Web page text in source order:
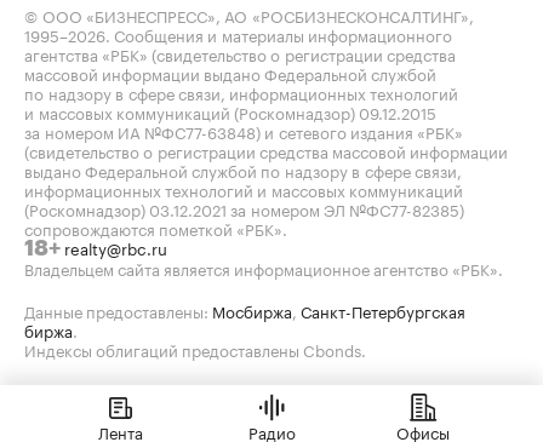
© ООО «БИЗНЕСПРЕСС», АО «РОСБИЗНЕСКОНСАЛТИНГ»,
1995–2026 . Сообщения и материалы информационного
агентства «РБК» (свидетельство о регистрации средства
массовой информации выдано Федеральной службой
по надзору в сфере связи, информационных технологий
и массовых коммуникаций (Роскомнадзор) 09.12.2015
за номером ИА №ФС77-63848) и сетевого издания «РБК»
(свидетельство о регистрации средства массовой информации
выдано Федеральной службой по надзору в сфере связи,
информационных технологий и массовых коммуникаций
(Роскомнадзор) 03.12.2021 за номером ЭЛ №ФС77-82385)
сопровождаются пометкой «РБК».
18+ realty@rbc.ru
Владельцем сайта является информационное агентство «РБК».
Данные предоставлены: Мосбиржа Санкт-Петербургская
биржа
Индексы облигаций предоставлены Cbonds.
Лента Радио Офисы